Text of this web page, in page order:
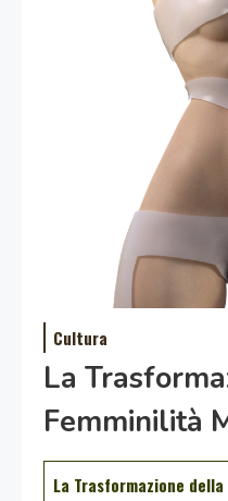
Cultura
La
Femminilità
La Trasformazione